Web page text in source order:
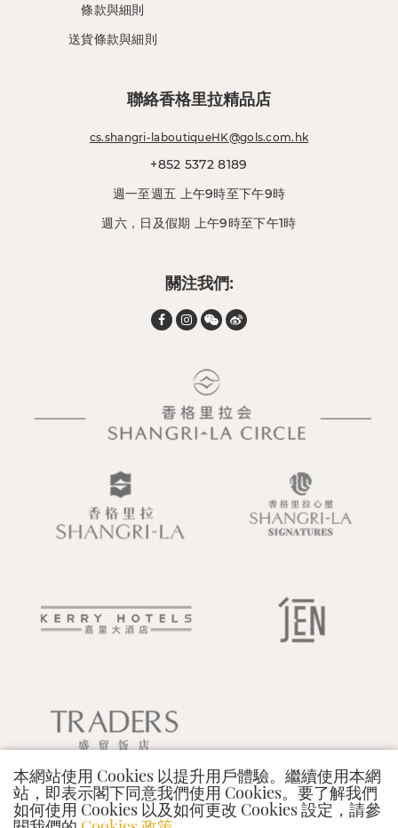
條款與細則
送貨條款與細則
聯絡香格里拉精品店
cs.shangri-laboutiqueHK@gols.com.hk
+852 5372 8189
週一至週五 上午9時至下午9時
週六，日及假期 上午9時至下午1時
關注我們:
本網站使用 Cookies 以提升用戶體驗。繼續使用本網
站，即表示閣下同意我們使用 Cookies。要了解我們
如何使用 Cookies 以及如何更改 Cookies 設定，請參